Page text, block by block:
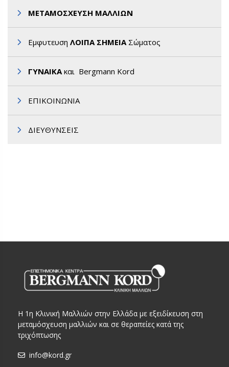
ΜΕΤΑΜΟΣΧΕΥΣΗ ΜΑΛΛΙΩΝ
Εμφυτευση ΛΟΙΠΑ ΣΗΜΕΙΑ Σώματος
ΓΥΝΑΙΚΑ και Bergmann Kord
ΕΠΙΚΟΙΝΩΝΙΑ
ΔΙΕΥΘΥΝΣΕΙΣ
Η 1η Κλινική Μαλλιών στην Ελλάδα με εξειδίκευση στη
μεταμόσχευση μαλλιών και σε θεραπείες κατά της
τριχόπτωσης
info@kord.gr